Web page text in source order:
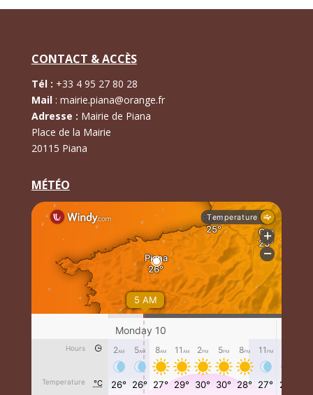
CONTACT & ACCÈS
Tél : +33 4 95 27 80 28
Mail: mairie.piana@orange.fr
Adresse : Mairie de Piana
Place de la Mairie
20115 Piana
MÉTÉO